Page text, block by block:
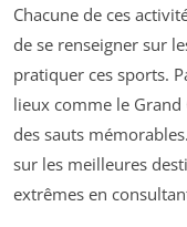
Chacune de ces
de se renseigner sur
pratiquer ces sports.
lieux comme le
des sauts
sur les meilleures
extrêmes en